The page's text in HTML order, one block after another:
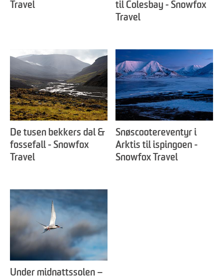
Travel
til Colesbay - Snowfox
Travel
De tusen bekkers dal &
fossefall - Snowfox
Travel
Snøscootereventyr i
Arktis til ispingoen -
Snowfox Travel
Under midnattssolen –